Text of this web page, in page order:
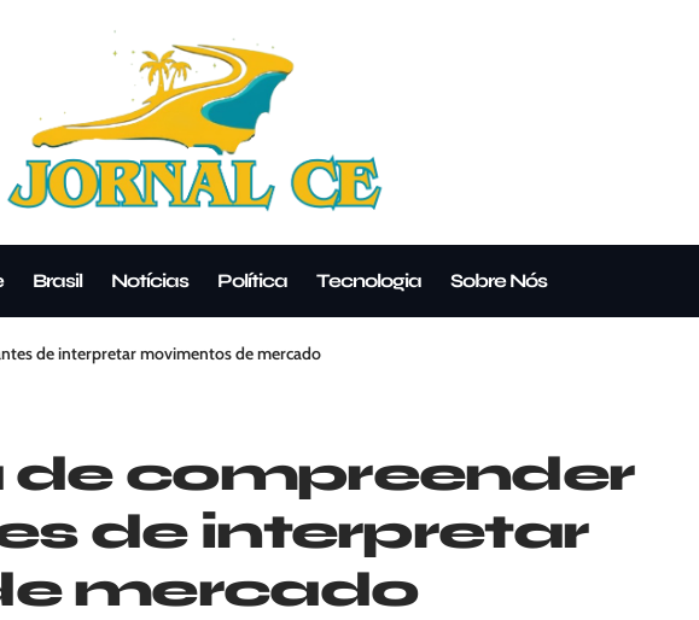
Brasil Notícias Política Tecnologia Sobre Nós
de interpretar movimentos de mercado
compreender
de interpretar
mercado